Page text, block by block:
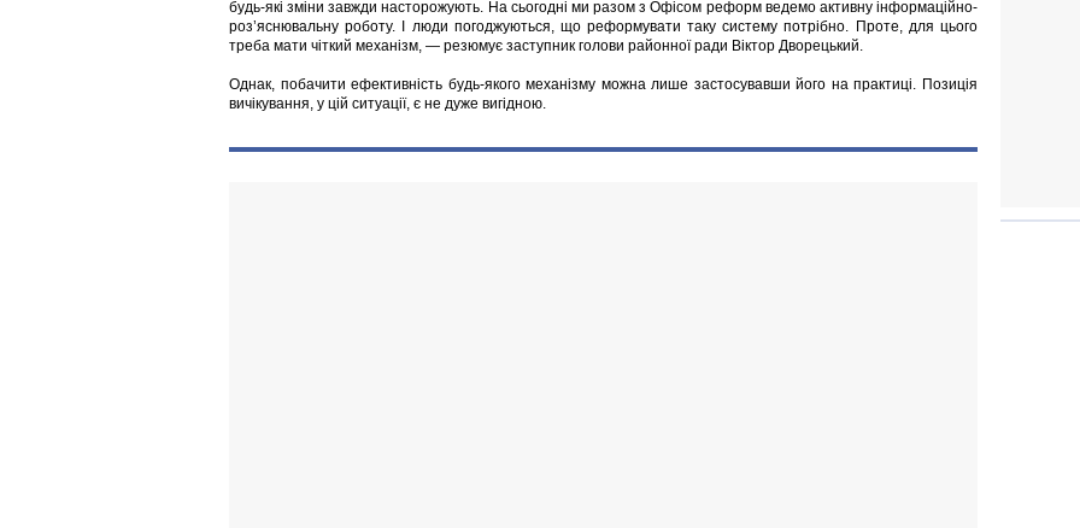
будь-які зміни завжди насторожують. На сьогодні ми разом з Офісом реформ ведемо активну інформаційно-
роз’яснювальну роботу. І люди погоджуються, що реформувати таку систему потрібно. Проте, для цього
треба мати чіткий механізм, — резюмує заступник голови районної ради Віктор Дворецький.
Однак, побачити ефективність будь-якого механізму можна лише застосувавши його на практиці. Позиція
вичікування, у цій ситуації, є не дуже вигідною.